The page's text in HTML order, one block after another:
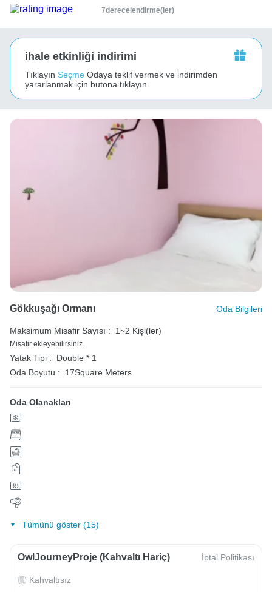
7derecelendirme(ler)
ihale etkinliği indirimi
Tıklayın Seçme Odaya teklif vermek ve indirimden
yararlanmak için butona tıklayın.
Gökkuşağı Ormanı Oda Bilgileri
Maksimum Misafir Sayısı : 1~2 Kişi(ler)
Misafir ekleyebilirsiniz.
Yatak Tipi :
Double * 1
Oda Boyutu :
17Square Meters
Oda Olanakları
Tümünü göster (15)
OwlJourneyProje (Kahvaltı Hariç) İptal Politikası
Kahvaltısız